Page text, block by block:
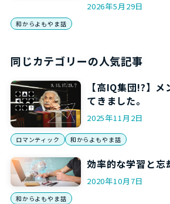
2026年5月29日
和からよもやま話
同じカテゴリーの人気記事
【高IQ集団!?】
てきました。
2025年11月2日
ロマンティック 和からよもやま話
効率的な学習と忘
2020年10月7日
和からよもやま話